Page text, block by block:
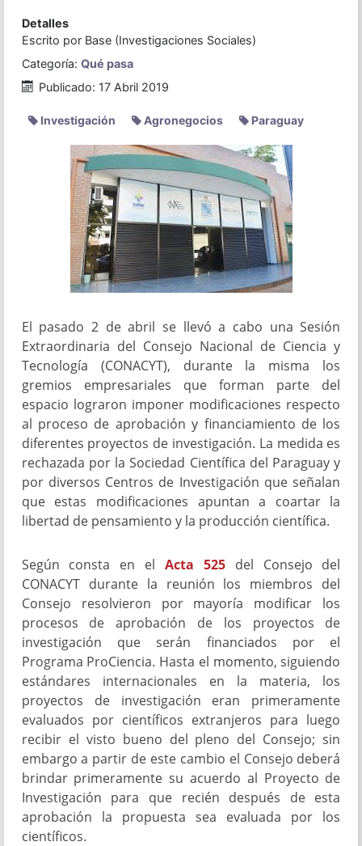
Detalles
Escrito por Base (Investigaciones Sociales)
Categoría: Qué pasa
Publicado: 17 Abril 2019
Investigación Agronegocios Paraguay
El pasado 2 de abril se llevó a cabo una Sesión
Extraordinaria del Consejo Nacional de Ciencia y
Tecnología (CONACYT), durante la misma los
gremios empresariales que forman parte del
espacio lograron imponer modificaciones respecto
al proceso de aprobación y financiamiento de los
diferentes proyectos de investigación. La medida es
rechazada por la Sociedad Científica del Paraguay y
por diversos Centros de Investigación que señalan
que estas modificaciones apuntan a coartar la
libertad de pensamiento y la producción científica.
Según consta en el Acta 525del Consejo del
CONACYT durante la reunión los miembros del
Consejo resolvieron por mayoría modificar los
procesos de aprobación de los proyectos de
investigación que serán financiados por el
Programa ProCiencia. Hasta el momento, siguiendo
estándares internacionales en la materia, los
proyectos de investigación eran primeramente
evaluados por científicos extranjeros para luego
recibir el visto bueno del pleno del Consejo; sin
embargo a partir de este cambio el Consejo deberá
brindar primeramente su acuerdo al Proyecto de
Investigación para que recién después de esta
aprobación la propuesta sea evaluada por los
científicos.